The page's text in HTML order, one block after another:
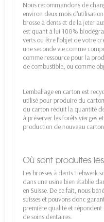
Nous recommandons de
environ deux mois
brosse à dents et de la jeter
est quant à lui 100%
verts ou être l’objet de votre
une seconde vie comme
comme ressource pour la
de combustible, ou comme
L'emballage en carton est
utilisé pour produire du
du carton réduit la quantité
à préserver les forêts vierges
production de nouveau
Où sont produites
Les brosses à dents Liebwerk
dans une usine bien établie
en Suisse. De ce fait, nous
suisses et pouvons donc
première qualité et
de soins dentaires.